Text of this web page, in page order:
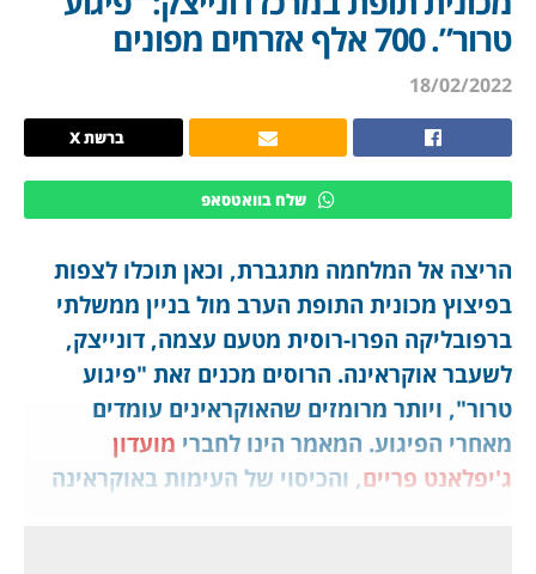
טרור”. 700 אלף אזרחים מפונים
18/02/2022
ברשת X
שלח בוואטסאפ
הריצה אל המלחמה מתגברת, וכאן תוכלו לצפות
בפיצוץ מכונית התופת הערב מול בניין ממשלתי
ברפובליקה הפרו-רוסית מטעם עצמה, דונייצק,
לשעבר אוקראינה. הרוסים מכנים זאת "פיגוע
טרור", ויותר מרומזים שהאוקראינים עומדים
מאחרי הפיגוע. המאמר הינו לחברי מועדון
ג'יפלאנט פריים, והכיסוי של העימות באוקראינה